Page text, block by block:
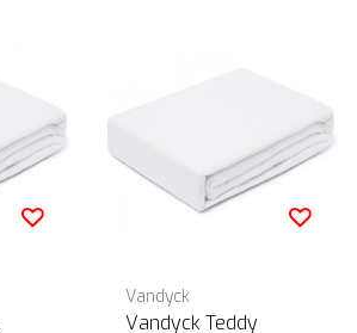
Vandyck
Vandyck Teddy